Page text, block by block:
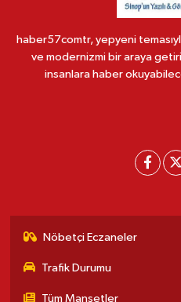
haber57comtr, yepyeni
ve modernizmi bir araya
insanlara haber
Nöbetçi Eczaneler
Trafik Durumu
Tüm Manşetler